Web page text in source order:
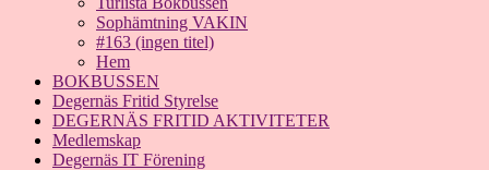
Sophämtning VAKIN
#163 (ingen titel)
Hem
BOKBUSSEN
Degernäs Fritid Styrelse
DEGERNÄS FRITID AKTIVITETER
Medlemskap
Degernäs IT Förening